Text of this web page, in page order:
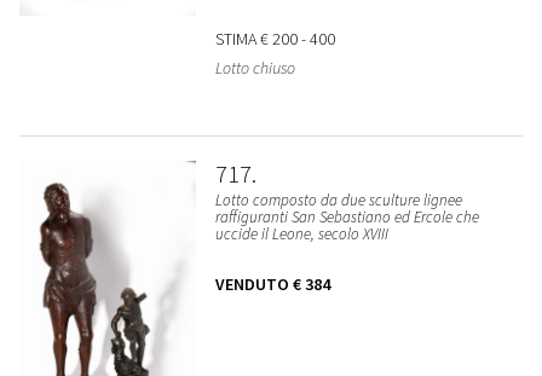
STIMA€ 200 - 400
Lotto chiuso
717
Lotto composto da due sculture lignee
raffiguranti San Sebastiano ed Ercole che
uccide il Leone, secolo XVIII
VENDUTO € 384